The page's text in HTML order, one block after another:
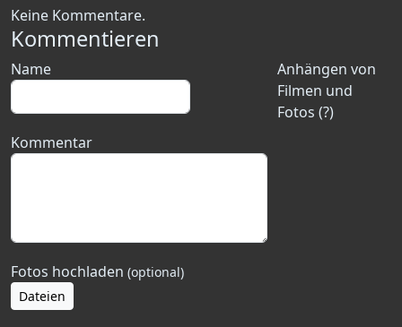
Keine Kommentare.
Kommentieren
Anhängen von
Filmen und
Fotos (?)
Name
Kommentar
Fotos hochladen (optional)
Dateien